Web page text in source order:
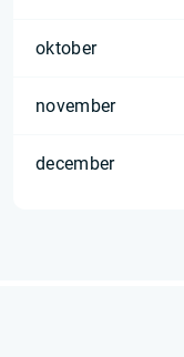
oktober
november
december